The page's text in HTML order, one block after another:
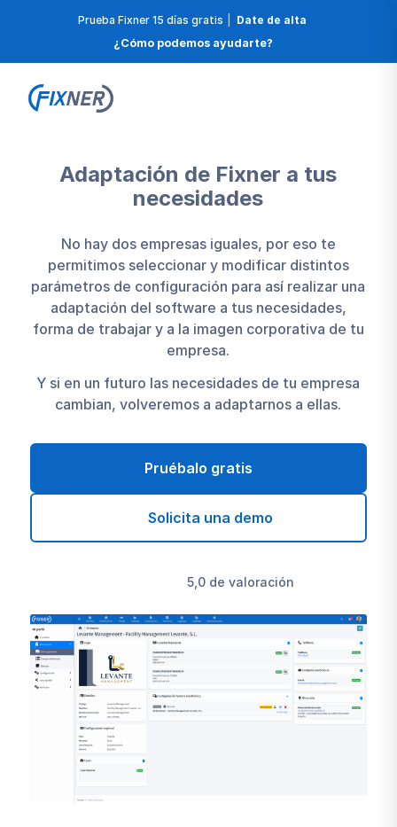
Prueba Fixner 15 días gratis
Date de alta
¿Cómo podemos ayudarte?
Adaptación de Fixner a tus
necesidades
No hay dos empresas iguales, por eso te
permitimos seleccionar y modificar distintos
parámetros de configuración para así realizar una
adaptación del software a tus necesidades,
forma de trabajar y a la imagen corporativa de tu
empresa.
Y si en un futuro las necesidades de tu empresa
cambian, volveremos a adaptarnos a ellas.
Pruébalo gratis
Solicita una demo
5,0 de valoración